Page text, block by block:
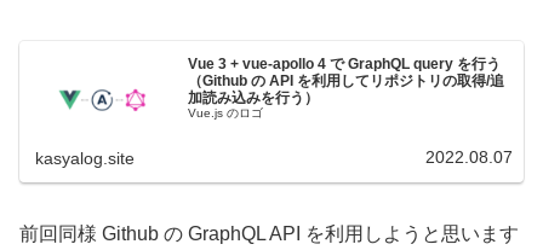
Vue 3 + vue-apollo 4 で GraphQL query を行う
（Github の API を利用してリポジトリの取得/追
加読み込みを行う）
Vue.js のロゴ
kasyalog.site 2022.08.07
前回同様 Github の GraphQL API を利用しようと思います